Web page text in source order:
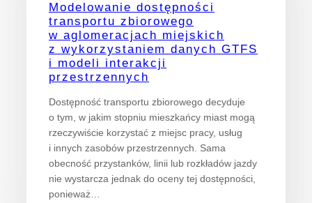
Modelowanie dostępności
transportu zbiorowego
w aglomeracjach miejskich
z wykorzystaniem danych GTFS
i modeli interakcji
przestrzennych
Dostępność transportu zbiorowego decyduje
o tym, w jakim stopniu mieszkańcy miast mogą
rzeczywiście korzystać z miejsc pracy, usług
i innych zasobów przestrzennych. Sama
obecność przystanków, linii lub rozkładów jazdy
nie wystarcza jednak do oceny tej dostępności,
ponieważ…